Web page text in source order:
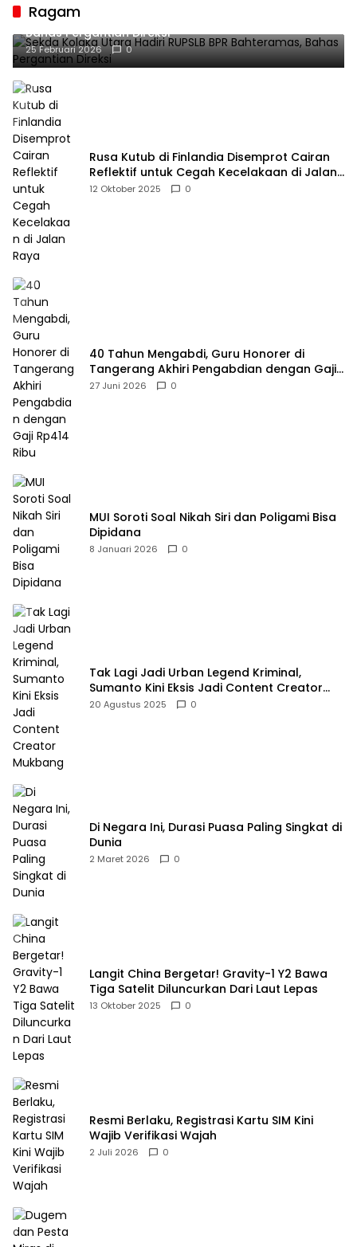
Ragam
Sekda Kolaka Utara Hadiri RUPSLB BPR Bahteramas,
Bahas Pergantian Direksi
25 Februari 2026 0
Rusa Kutub di Finlandia Disemprot Cairan
Reflektif untuk Cegah Kecelakaan di Jalan
Raya
12 Oktober 2025 0
40 Tahun Mengabdi, Guru Honorer di
Tangerang Akhiri Pengabdian dengan Gaji
Rp414 Ribu
27 Juni 2026 0
MUI Soroti Soal Nikah Siri dan Poligami Bisa
Dipidana
8 Januari 2026 0
Tak Lagi Jadi Urban Legend Kriminal,
Sumanto Kini Eksis Jadi Content Creator
Mukbang
20 Agustus 2025 0
Di Negara Ini, Durasi Puasa Paling Singkat di
Dunia
2 Maret 2026 0
Langit China Bergetar! Gravity-1 Y2 Bawa
Tiga Satelit Diluncurkan Dari Laut Lepas
13 Oktober 2025 0
Resmi Berlaku, Registrasi Kartu SIM Kini
Wajib Verifikasi Wajah
2 Juli 2026 0